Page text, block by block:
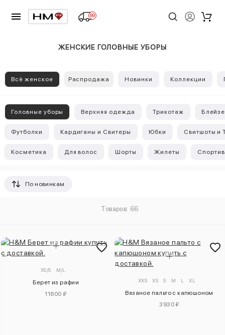
89
ЖЕНСКИЕ ГОЛОВНЫЕ УБОРЫ
Всё женское Распродажа Новинки Коллекции
Головные уборы Верхняя одежда Трикотаж
Футболки Кардиганы и Свитеры Юбки Свитшоты и
Косметика Для волос Шорты Жилеты
По новинкам
Товаров: 66
XS/S M/L
Берет из рафии
11600 ₽
XXS XS S M L XL
Вязаное пальто с капюшоном
3930 ₽